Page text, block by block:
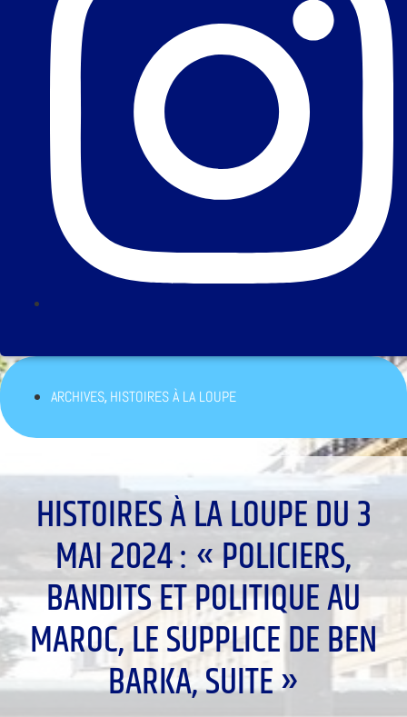
ARCHIVES,HISTOIRES À LA LOUPE
HISTOIRES À LA LOUPE DU 3
MAI 2024 : « POLICIERS,
BANDITS ET POLITIQUE AU
MAROC, LE SUPPLICE DE BEN
BARKA, SUITE »